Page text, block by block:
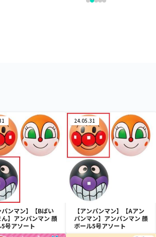
パンマン】【Bばい
ん】アンパンマン 顔
5号アソート
24.05.31
【アンパンマン】【Aアン
パンマン】アンパンマン 顔
ボール5号アソート